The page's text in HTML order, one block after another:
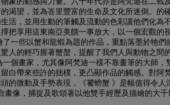
渴望，並為峇里豐富的生命及文化所迷倒。
活，並用生動的筆觸及流動的色彩讓他們化為
把享用這東南亞美饌一事放大，以一個宏觀
一些以蟹和龍蝦為題的作品，重點落墨於牠
人的輕巧握著蟹螯，提醒了我們人與動物之
個畫家，尤其像阿梵迪一樣不靠畫筆的大師
白帶來些許的拙樸，更凸顯作品的觸感。對
的微動及手勢表現，《饕螃蟹 》是幅值得令
像，捕捉及歌頌著以他雙手經歷及描繪的大千